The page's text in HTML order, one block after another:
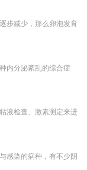
步减少，那么卵泡发育
内分泌紊乱的综合症
液检查、激素测定来进
感染的病种，有不少阴